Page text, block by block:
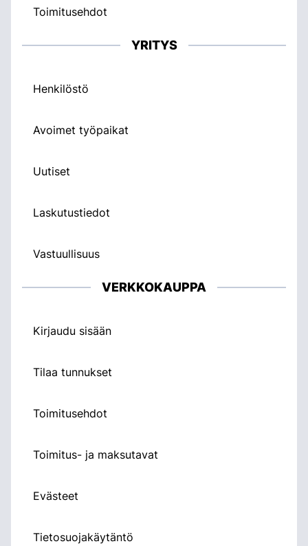
Toimitusehdot
YRITYS
Henkilöstö
Avoimet työpaikat
Uutiset
Laskutustiedot
Vastuullisuus
VERKKOKAUPPA
Kirjaudu sisään
Tilaa tunnukset
Toimitusehdot
Toimitus- ja maksutavat
Evästeet
Tietosuojakäytäntö